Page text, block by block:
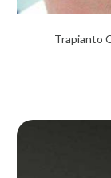
Trapianto